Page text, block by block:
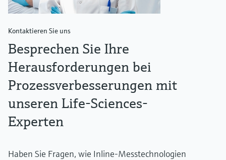
Kontaktieren Sie uns
Besprechen Sie Ihre
Herausforderungen bei
Prozessverbesserungen mit
unseren Life-Sciences-
Experten
Haben Sie Fragen, wie Inline-Messtechnologien